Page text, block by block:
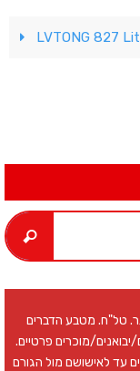
LVTONG 827
טל"ח. מטבע הדברים
יבואנים/מוכרים פרטיים.
עד לאישושם מול הגורם